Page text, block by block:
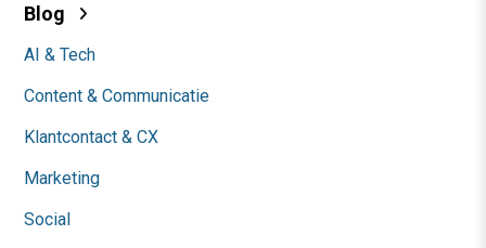
Blog
AI & Tech
Content & Communicatie
Klantcontact & CX
Marketing
Social